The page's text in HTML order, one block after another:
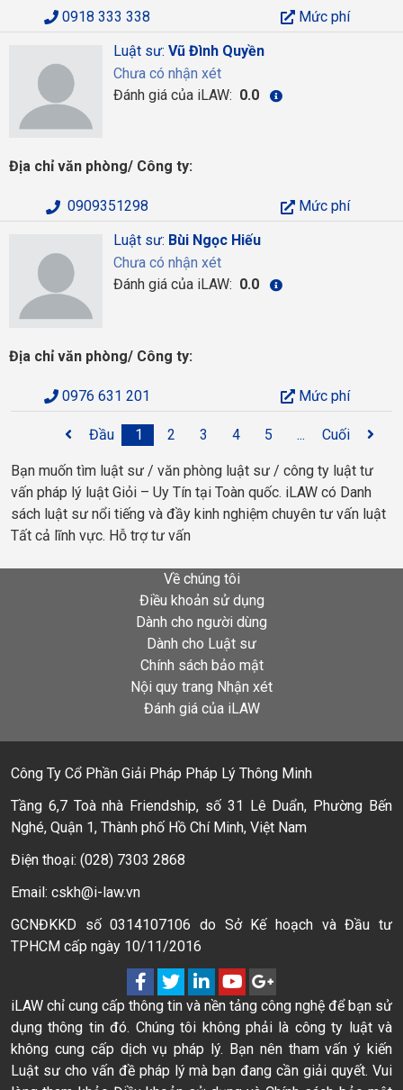
0918 333 338
Mức phí
Luật sư: Vũ Đình Quyền
Chưa có nhận xét
Đánh giá của iLAW: 0.0
Địa chỉ văn phòng/ Công ty:
0909351298
Mức phí
Luật sư: Bùi Ngọc Hiếu
Chưa có nhận xét
Đánh giá của iLAW: 0.0
Địa chỉ văn phòng/ Công ty:
0976 631 201 Mức phí
Đầu 1 2 3 4 5 ... Cuối
Bạn muốn tìm luật sư / văn phòng luật sư / công ty luật tư
vấn pháp lý luật Giỏi – Uy Tín tại Toàn quốc. iLAW có Danh
sách luật sư nổi tiếng và đầy kinh nghiệm chuyên tư vấn luật
Tất cả lĩnh vực. Hỗ trợ tư vấn
Về chúng tôi
Điều khoản sử dụng
Dành cho người dùng
Dành cho Luật sư
Chính sách bảo mật
Nội quy trang Nhận xét
Đánh giá của iLAW
Công Ty Cổ Phần Giải Pháp Pháp Lý Thông Minh
Tầng 6,7 Toà nhà Friendship, số 31 Lê Duẩn, Phường Bến
Nghé, Quận 1, Thành phố Hồ Chí Minh, Việt Nam
Điện thoại: (028) 7303 2868
Email: cskh@i-law.vn
GCNĐKKD số 0314107106 do Sở Kế hoạch và Đầu tư
TPHCM cấp ngày 10/11/2016
iLAW chỉ cung cấp thông tin và nền tảng công nghệ để bạn sử
dụng thông tin đó. Chúng tôi không phải là công ty luật và
không cung cấp dịch vụ pháp lý. Bạn nên tham vấn ý kiến
Luật sư cho vấn đề pháp lý mà bạn đang cần giải quyết. Vui